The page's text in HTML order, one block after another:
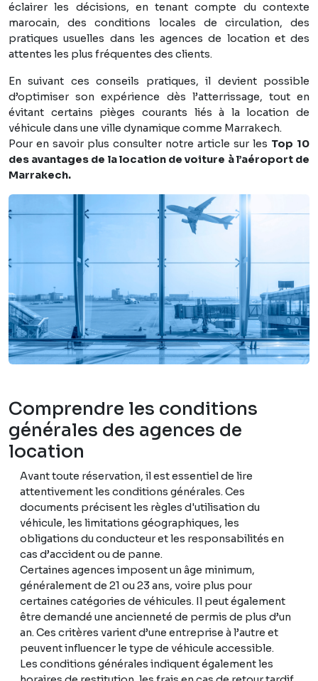
éclairer les décisions, en tenant compte du contexte
marocain, des conditions locales de circulation, des
pratiques usuelles dans les agences de location et des
attentes les plus fréquentes des clients.
En suivant ces conseils pratiques, il devient possible
d’optimiser son expérience dès l’atterrissage, tout en
évitant certains pièges courants liés à la location de
véhicule dans une ville dynamique comme Marrakech.
Pour en savoir plus consulter notre article sur les Top 10
des avantages de la location de voiture à l’aéroport de
Marrakech.
Comprendre les conditions
générales des agences de
location
Avant toute réservation, il est essentiel de lire
attentivement les conditions générales. Ces
documents précisent les règles d'utilisation du
véhicule, les limitations géographiques, les
obligations du conducteur et les responsabilités en
cas d’accident ou de panne.
Certaines agences imposent un âge minimum,
généralement de 21 ou 23 ans, voire plus pour
certaines catégories de véhicules. Il peut également
être demandé une ancienneté de permis de plus d’un
an. Ces critères varient d’une entreprise à l’autre et
peuvent influencer le type de véhicule accessible.
Les conditions générales indiquent également les